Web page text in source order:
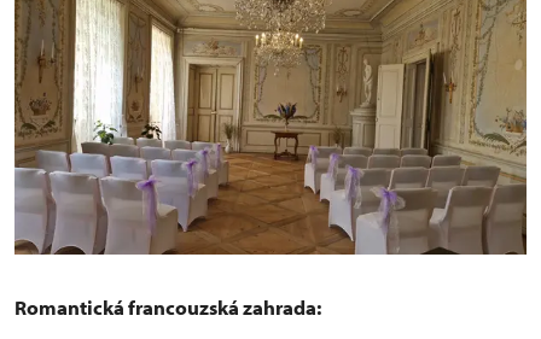
Romantická francouzská zahrada: